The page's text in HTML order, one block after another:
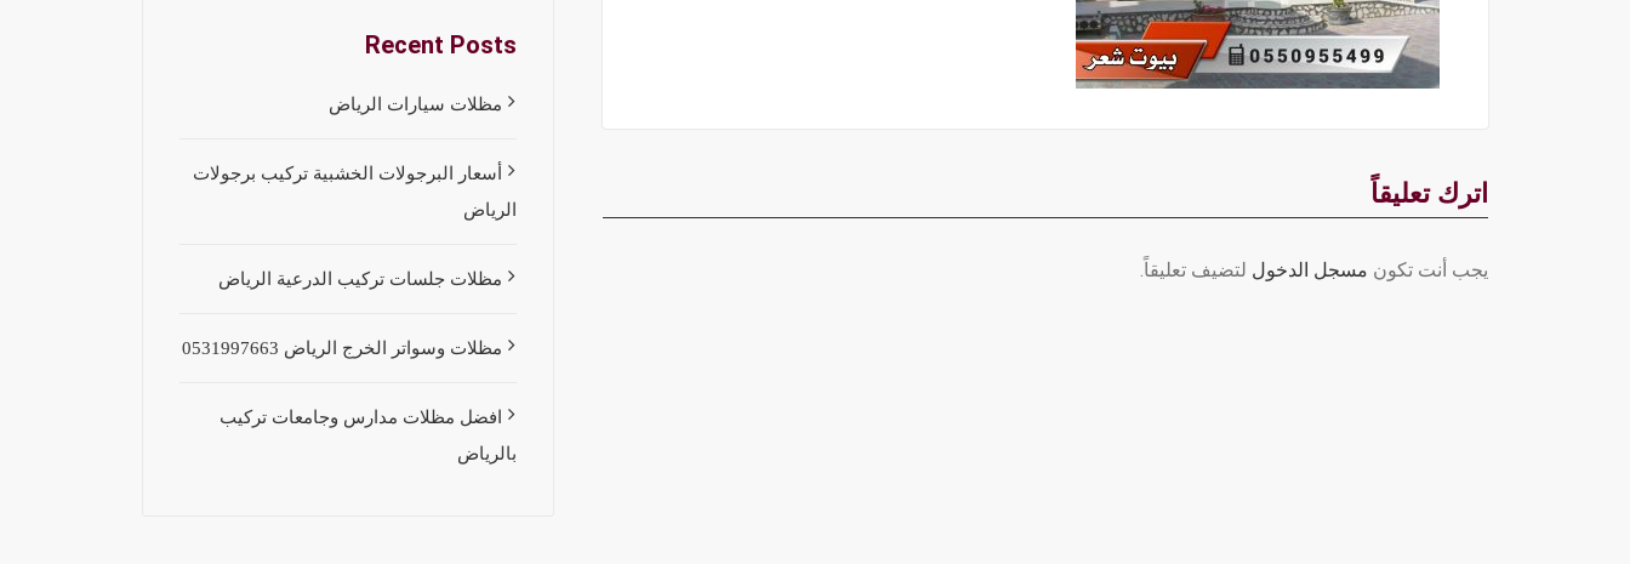
اترك تعليقاً
يجب أنت تكون مسجل الدخول لتضيف تعليقاً.
Recent Posts
مظلات سيارات الرياض
أسعار البرجولات الخشبية تركيب برجولات
الرياض
مظلات جلسات تركيب الدرعية الرياض
مظلات وسواتر الخرج الرياض 0531997663
افضل مظلات مدارس وجامعات تركيب
بالرياض